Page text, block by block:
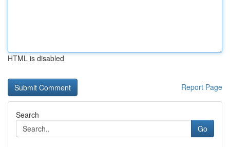
HTML is disabled
Report Page
Search
Go